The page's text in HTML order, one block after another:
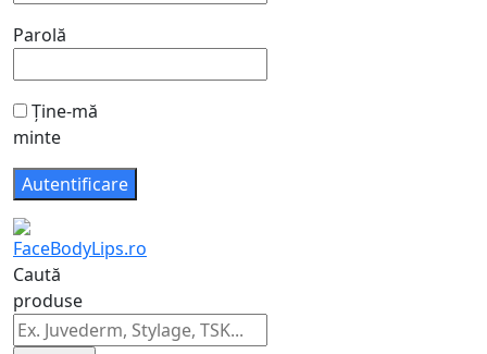
Parolă
Ține-mă
minte
Caută
produse